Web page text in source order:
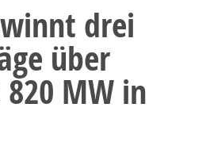
drei
über
MW in